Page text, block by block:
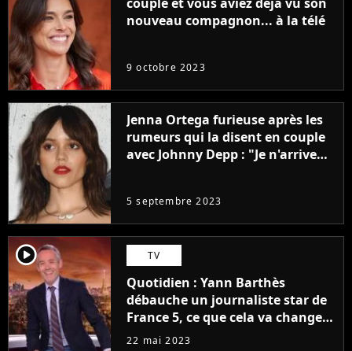
nouveau compagnon... à la télé
9 octobre 2023
Jenna Ortega furieuse après les
rumeurs qui la disent en couple
avec Johnny Depp : "Je n'arrive
5 septembre 2023
player2 TV
Quotidien : Yann Barthès
débauche un journaliste star de
France 5, ce que cela va changer
à la rentrée
22 mai 2023